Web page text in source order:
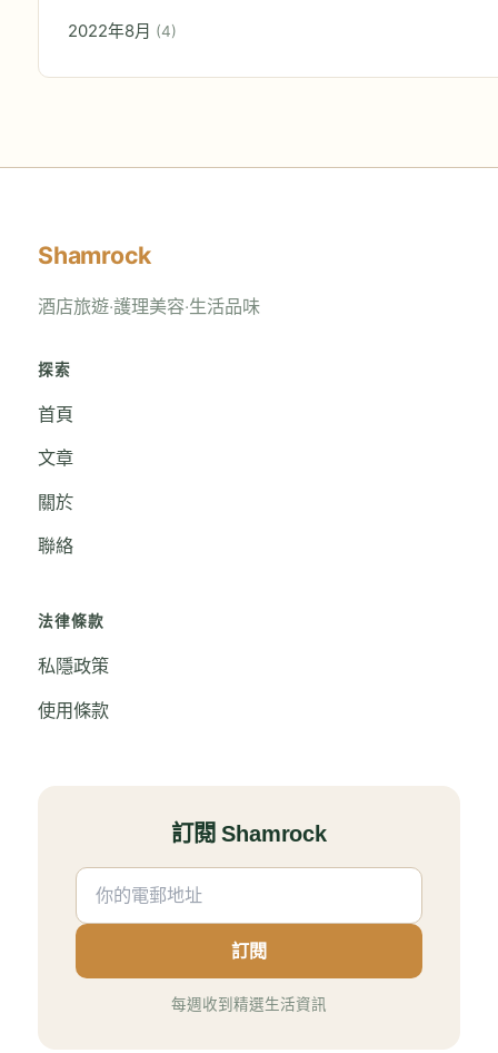
2022年8月 (4)
Shamrock
酒店旅遊‧護理美容‧生活品味
探索
首頁
文章
關於
聯絡
法律條款
私隱政策
使用條款
訂閱 Shamrock
訂閱
每週收到精選生活資訊